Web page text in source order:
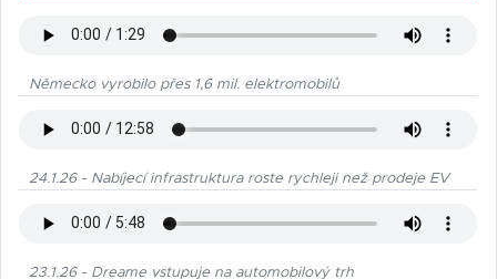
Německo vyrobilo přes 1,6 mil. elektromobilů
24.1.26 - Nabíjecí infrastruktura roste rychleji než prodeje EV
23.1.26 - Dreame vstupuje na automobilový trh